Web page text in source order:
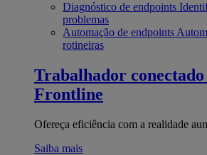
Diagnóstico de endpoints
problemas
Automação de endpoints
rotineiras
Trabalhador conectado
Frontline
Ofereça eficiência com a realidade
Saiba mais